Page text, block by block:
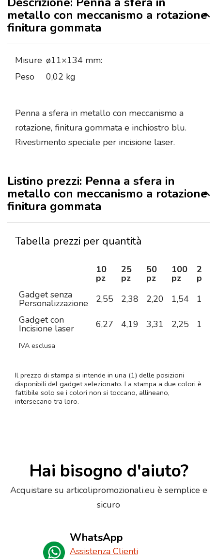
metallo con meccanismo a rotazione
finitura gommata
Misure ø11×134 mm:
Peso
0,02 kg
Penna a sfera in metallo con meccanismo a
rotazione, finitura gommata e inchiostro blu.
Rivestimento speciale per incisione laser.
Listino prezzi: Penna a sfera in
metallo con meccanismo a rotazione
finitura gommata
Tabella prezzi per quantità
10
pz
25
pz
50
pz
100
pz
250
pz
Gadget senza
Personalizzazione 2,55 2,38 2,20 1,54
1,43
Gadget con
Incisione laser 6,27 4,19 3,31 2,25 1,90
IVA esclusa
Il prezzo di stampa si intende in una (1) delle posizioni
disponibili del gadget selezionato. La stampa a due colori è
fattibile solo se i colori non si toccano, allineano,
intersecano tra loro.
Hai bisogno d'aiuto?
Acquistare su articolipromozionali.eu è semplice e
sicuro
WhatsApp
Assistenza Clienti